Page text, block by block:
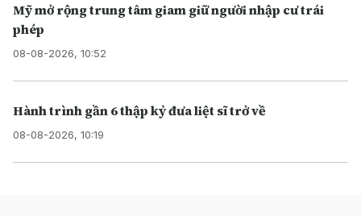
Mỹ mở rộng trung tâm giam giữ người nhập cư trái
phép
08-08-2026, 10:52
Hành trình gần 6 thập kỷ đưa liệt sĩ trở về
08-08-2026, 10:19